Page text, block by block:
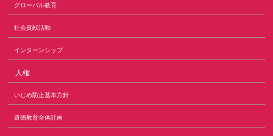
グローバル教育
社会貢献活動
インターンシップ
人権
いじめ防止基本方針
道徳教育全体計画